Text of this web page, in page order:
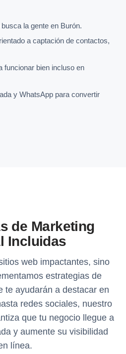
la gente en Burón.
a captación de contactos,
funcionar bien incluso en
y WhatsApp para convertir
de Marketing
Incluidas
web impactantes, sino
estrategias de
te ayudarán a destacar en
redes sociales, nuestro
que tu negocio llegue a
y aumente su visibilidad
línea.